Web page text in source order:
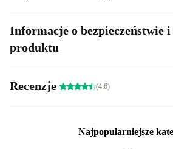
Informacje o bezpieczeństwie i
produktu
Recenzje (4.6)
Najpopularniejsze